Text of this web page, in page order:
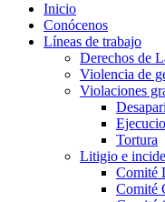
Inicio
Conócenos
Líneas de trabajo
Derechos de
Violencia de
Violaciones
Tortura
Litigio e
Comité
Comité